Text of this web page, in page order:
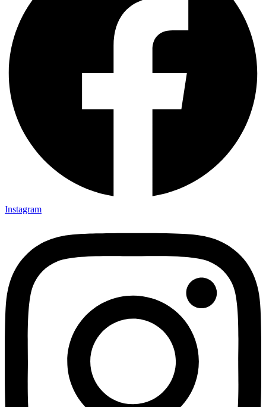
Instagram